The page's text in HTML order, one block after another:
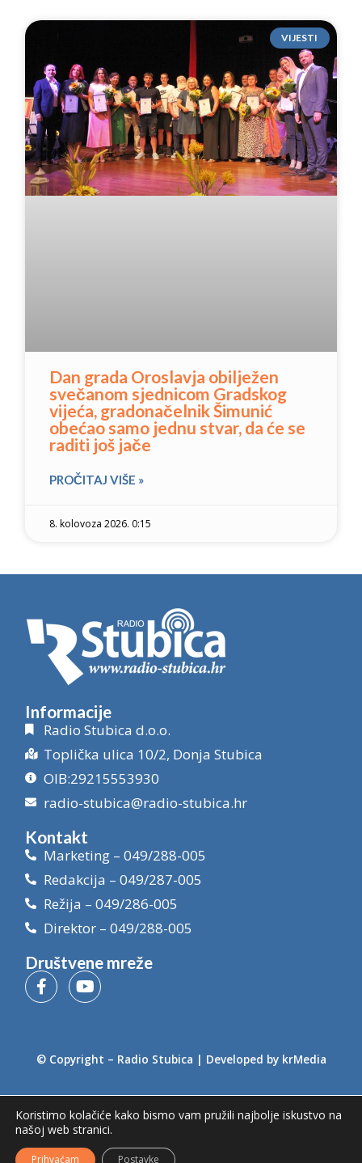
VIJESTI
Dan grada Oroslavja obilježen
svečanom sjednicom Gradskog
vijeća, gradonačelnik Šimunić
obećao samo jednu stvar, da će se
raditi još jače
PROČITAJ VIŠE »
8. kolovoza 2026. 0:15
Informacije
Radio Stubica d.o.o.
Toplička ulica 10/2, Donja Stubica
OIB:29215553930
radio-stubica@radio-stubica.hr
Kontakt
Marketing – 049/288-005
Redakcija – 049/287-005
Režija – 049/286-005
Direktor – 049/288-005
Društvene mreže
© Copyright – Radio Stubica | Developed by krMedia
Koristimo kolačiće kako bismo vam pružili najbolje iskustvo na
našoj web stranici.
Prihvaćam Postavke